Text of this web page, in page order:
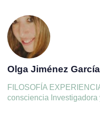
Olga Jiménez García
FILOSOFÍA
consciencia Investigadora